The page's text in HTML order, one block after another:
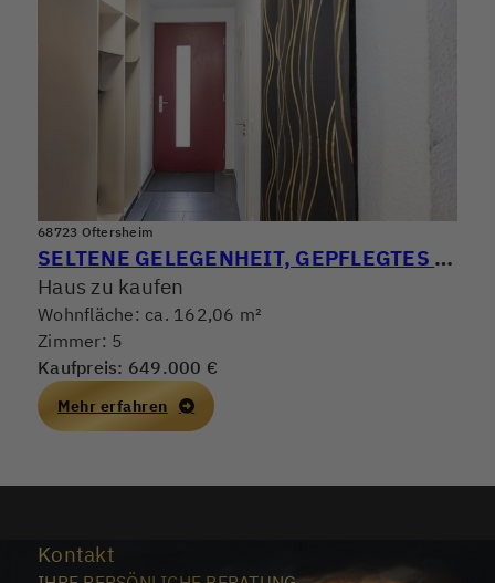
68723 Oftersheim
SELTENE GELEGENHEIT, GEPFLEGTES REIHENMITTELHAUS MIT GROSSER TERRASSE & SEPARATER DACHTERRASSE
Haus zu kaufen
Wohnfläche: ca. 162,06 m²
Zimmer: 5
Kaufpreis: 649.000 €
Mehr erfahren
Kontakt